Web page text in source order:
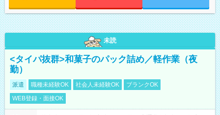
未読
<タイパ抜群>和菓子のパック詰め／軽作業（夜
勤）
派遣 職種未経験OK 社会人未経験OK
ブランクOK
WEB登録・面接OK